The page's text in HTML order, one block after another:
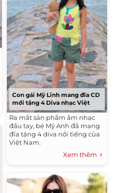
Con gái Mỹ Linh mang đĩa CD
mới tặng 4 Diva nhạc Việt
Ra mắt sản phẩm âm nhạc
đầu tay, bé Mỹ Anh đã mang
đĩa tặng 4 diva nổi tiếng của
Việt Nam.
Xem thêm